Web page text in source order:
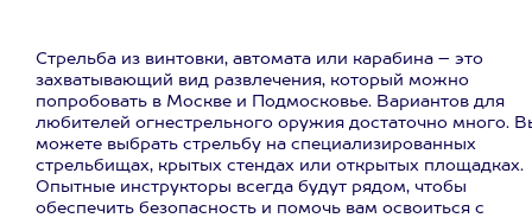
Стрельба из винтовки, автомата или карабина – это
захватывающий вид развлечения, который можно
попробовать в Москве и Подмосковье. Вариантов для
любителей огнестрельного оружия достаточно много.
можете выбрать стрельбу на специализированных
стрельбищах, крытых стендах или открытых площадках.
Опытные инструкторы всегда будут рядом, чтобы
обеспечить безопасность и помочь вам освоиться с